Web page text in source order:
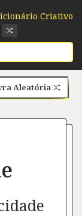
Criativo
Aleatória